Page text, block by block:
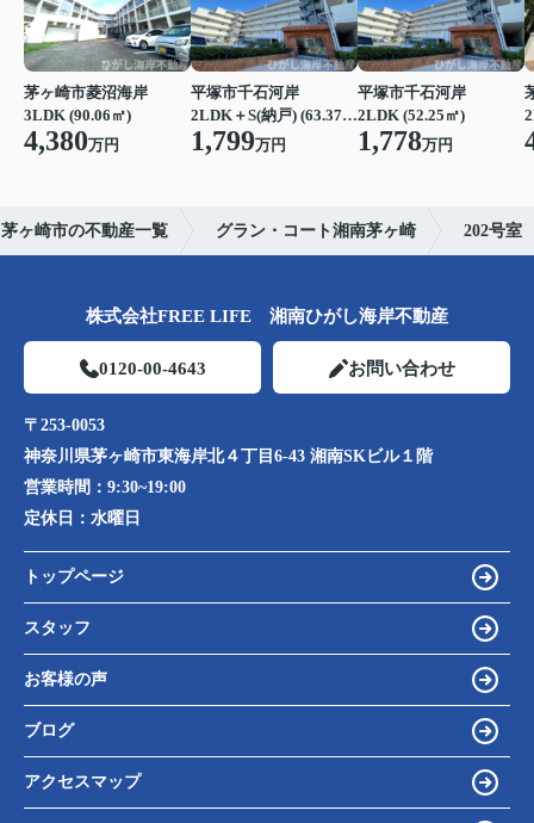
茅ヶ崎市菱沼海岸
3LDK (90.06㎡)
4,380万円
平塚市千石河岸
2LDK＋S(納戸) (63.37㎡)
1,799万円
平塚市千石河岸
2LDK (52.25㎡)
1,778万円
茅ヶ崎市の不動産一覧 グラン・コート湘南茅ヶ崎 202号室
株式会社FREE LIFE 湘南ひがし海岸不動産
0120-00-4643 お問い合わせ
〒253-0053
神奈川県茅ヶ崎市東海岸北４丁目6-43 湘南SKビル１階
営業時間： 9:30~19:00
定休日： 水曜日
トップページ
スタッフ
お客様の声
ブログ
アクセスマップ